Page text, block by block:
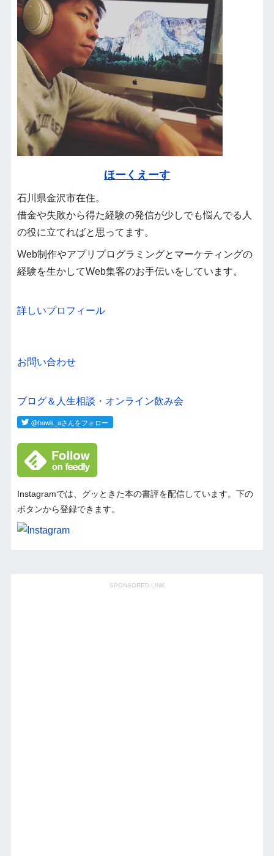
ほーくえーす
石川県金沢市在住。
借金や失敗から得た経験の発信が少しでも悩んでる人
の役に立てればと思ってます。
Web制作やアプリプログラミングとマーケティングの
経験を生かしてWeb集客のお手伝いをしています。
詳しいプロフィール
お問い合わせ
ブログ＆人生相談・オンライン飲み会
Instagramでは、グッときた本の書評を配信しています。下の
ボタンから登録できます。
SPONSORED LINK